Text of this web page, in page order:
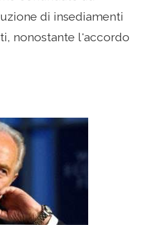
di insediamenti
nonostante l'accordo